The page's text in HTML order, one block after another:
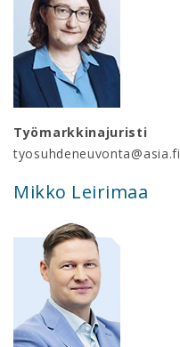
Työmarkkinajuristi
tyosuhdeneuvonta@asia.fi
Mikko Leirimaa